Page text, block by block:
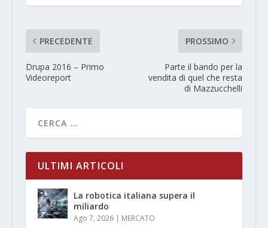
PRECEDENTE
Drupa 2016 – Primo
Videoreport
PROSSIMO
Parte il bando per la
vendita di quel che resta
di Mazzucchelli
ULTIMI ARTICOLI
La robotica italiana supera il
miliardo
Ago 7, 2026| MERCATO